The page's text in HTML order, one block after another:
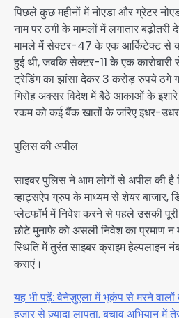
पिछले कुछ महीनों में नोएडा और ग्रेटर
नाम पर ठगी के मामलों में लगातार
मामले में सेक्टर-47 के एक आर्किटेक्ट से
हुई थी, जबकि सेक्टर-11 के एक
ट्रेडिंग का झांसा देकर 3 करोड़ रुपये ठगे
गिरोह अक्सर विदेश में बैठे आकाओं के
रकम को कई बैंक खातों के जरिए इधर-
पुलिस की अपील
साइबर पुलिस ने आम लोगों से अपील की है
व्हाट्सऐप ग्रुप के माध्यम से शेयर बाजार,
प्लेटफॉर्म में निवेश करने से पहले उसकी
छोटे मुनाफे को असली निवेश का प्रमाण
स्थिति में तुरंत साइबर क्राइम हेल्पलाइन
कराएं।
यह भी पढ़ें: वेनेज़ुएला में भूकंप से मरने
हज़ार से ज़्यादा लापता, बचाव अभियान में